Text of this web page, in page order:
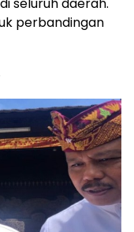
ⓘ
perbandingan